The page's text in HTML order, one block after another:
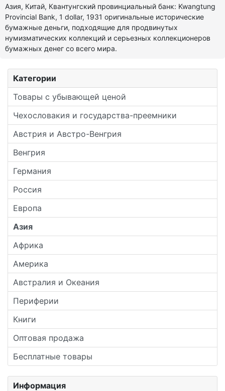
Категории
Товары с убывающей ценой
Чехословакия и государства-преемники
Австрия и Австро-Венгрия
Венгрия
Германия
Россия
Европа
Азия
Африка
Америка
Австралия и Океания
Периферии
Книги
Оптовая продажа
Бесплатные товары
Информация
Азия, Китай, Квантунгский провинциальный банк: Kwangtung
Provincial Bank, 1 dollar, 1931 оригинальные исторические
бумажные деньги, подходящие для продвинутых
нумизматических коллекций и серьезных коллекционеров
бумажных денег со всего мира.